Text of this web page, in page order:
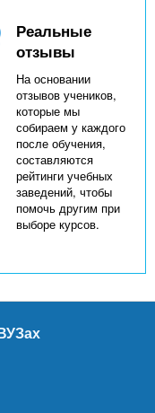
Реальные
отзывы
На основании
отзывов учеников,
которые мы
собираем у каждого
после обучения,
составляются
рейтинги учебных
заведений, чтобы
помочь другим при
выборе курсов.